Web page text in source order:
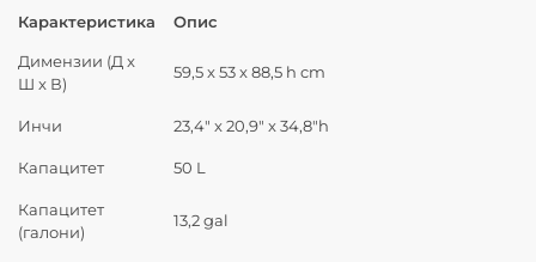
Карактеристика Опис
Димензии (Д x
Ш x В)
59,5 x 53 x 88,5 h cm
Инчи 23,4″ x 20,9″ x 34,8″h
Капацитет 50 L
Капацитет
(галони)
13,2 gal